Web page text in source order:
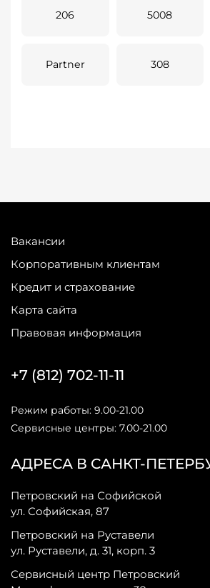
206 5008
Partner 308
Вакансии
Корпоративным клиентам
Кредит и страхование
Карта сайта
Правовая информация
АДРЕСА В САНКТ-
Петровский на Софийской
ул. Софийская, 87
Петровский на Руставели
ул. Руставели, д. 31, корп. 3
Сервисный центр Петровский
+7 (812) 702-11-11
Режим работы: 9.00-21.00
Сервисные центры: 7.00-21.00